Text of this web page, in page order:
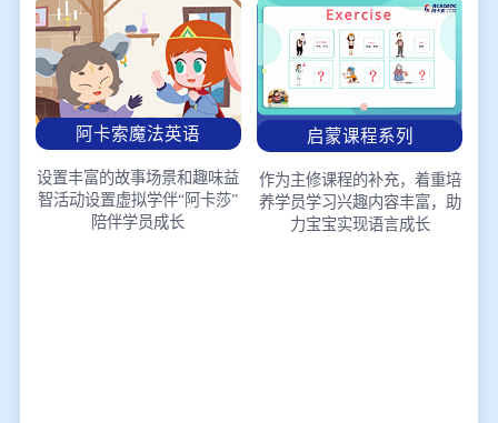
阿卡索魔法英语
设置丰富的故事场景和趣味益
智活动设置虚拟学伴“阿卡莎”
陪伴学员成长
启蒙课程系列
作为主修课程的补充，着重培
养学员学习兴趣内容丰富，助
力宝宝实现语言成长